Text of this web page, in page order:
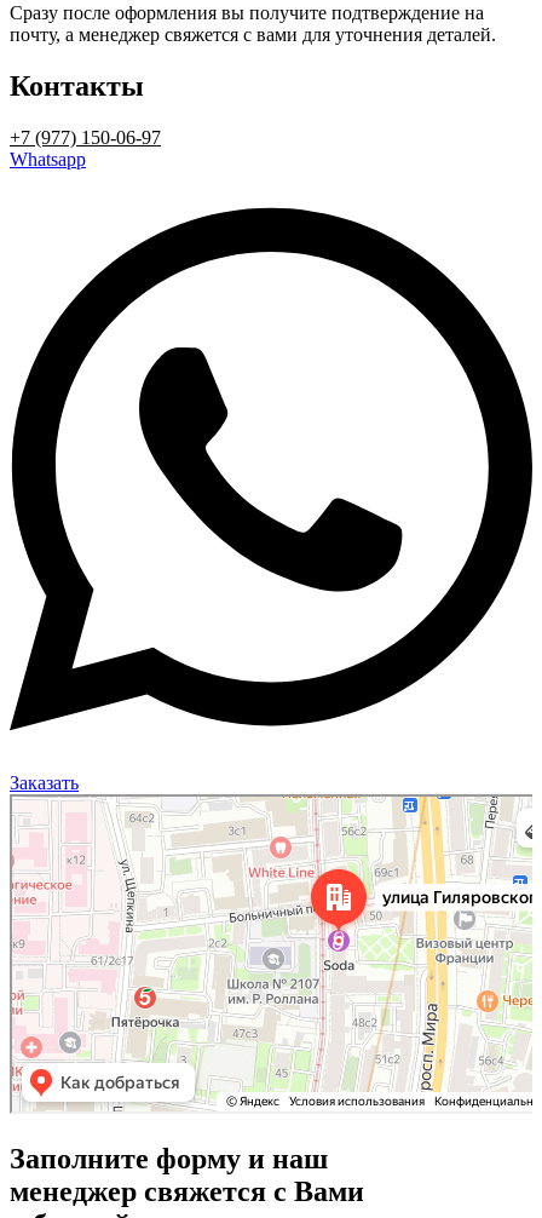
Сразу после оформления вы получите подтверждение на
почту, а менеджер свяжется с вами для уточнения деталей.
Контакты
+7 (977) 150-06-97
Whatsapp
Заказать
Москва
Улица Гиляровского, 50 на карте Москвы, ближайшее метро Проспект Мира —
Яндекс Карты
Заполните форму и наш
менеджер свяжется с Вами